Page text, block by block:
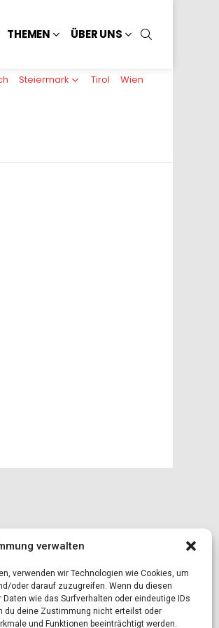
verwalten
verwenden wir Technologien wie Cookies, um
oder darauf zuzugreifen. Wenn du diesen
wie das Surfverhalten oder eindeutige IDs
du deine Zustimmung nicht erteilst oder
und Funktionen beeinträchtigt werden.
THEMEN ÜBER UNS
Steiermark Tirol Wien